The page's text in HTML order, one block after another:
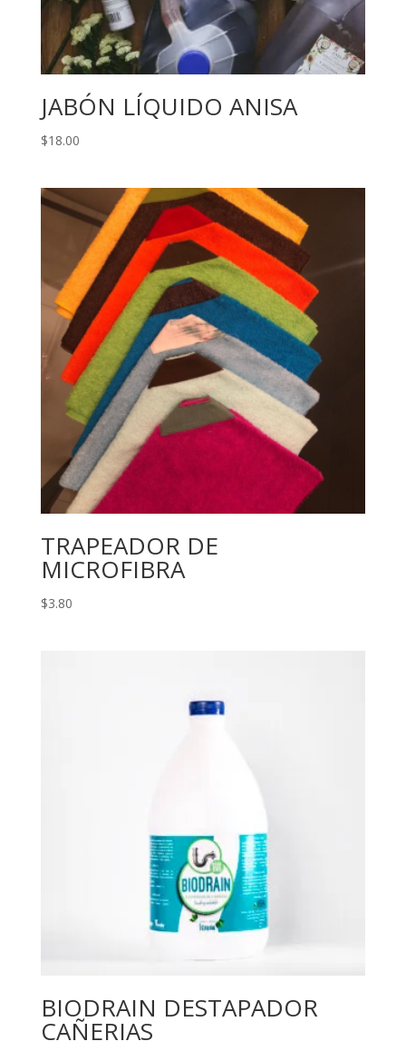
JABÓN LÍQUIDO ANISA
$18.00
TRAPEADOR DE
MICROFIBRA
$3.80
BIODRAIN DESTAPADOR
CAÑERIAS